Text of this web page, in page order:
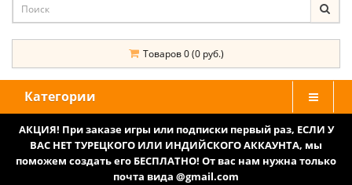
Товаров 0 (0 руб.)
Категории
АКЦИЯ! При заказе игры или подписки первый раз, ЕСЛИ У
ВАС НЕТ ТУРЕЦКОГО ИЛИ ИНДИЙСКОГО АККАУНТА, мы
поможем создать его БЕСПЛАТНО! От вас нам нужна только
почта вида @gmail.com